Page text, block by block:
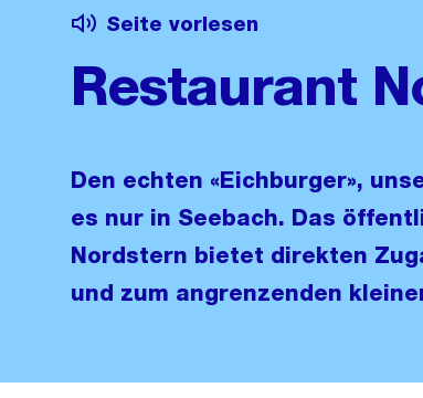
Seite vorlesen
Restaurant
Den echten «Eichburger»,
es nur in Seebach. Das
Nordstern bietet direkten
und zum angrenzenden